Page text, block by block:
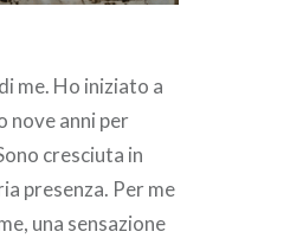
me. Ho iniziato a
nove anni per
cresciuta in
presenza. Per me
una sensazione